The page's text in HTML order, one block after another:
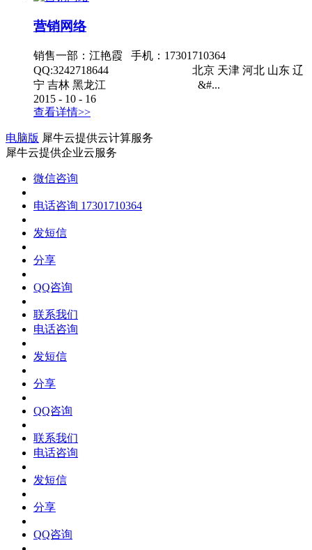
营销网络
销售一部：江艳霞 手机：17301710364
QQ:3242718644 北京 天津 河北 山东 辽
宁 吉林 黑龙江 &#...
2015 - 10 - 16
查看详情>>
电脑版 犀牛云提供云计算服务
犀牛云提供企业云服务
微信咨询
电话咨询 17301710364
发短信
分享
QQ咨询
联系我们
电话咨询
发短信
分享
QQ咨询
联系我们
电话咨询
发短信
分享
QQ咨询